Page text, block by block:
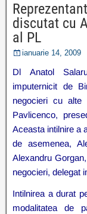
discutat cu
al PL
ianuarie 14, 2009
Dl Anatol
imputernicit de
negocieri cu alte
Pavlicenco,
Aceasta intilnire a
de asemenea,
Alexandru
negocieri, delegat
Intilnirea a durat
modalitatea de